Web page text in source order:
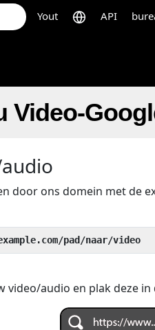
Yout API
Video-
door ons domein met de
pad/naar/video
video/audio en plak deze in